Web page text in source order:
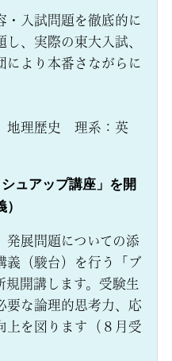
・入試問題を徹底的に
、実際の東大入試、
により本番さながらに
地理歴史 理系：英
ュアップ講座」を開
発展問題についての添
義（駿台）を行う「ブ
規開講します。受験生
要な論理的思考力、応
上を図ります（８月受